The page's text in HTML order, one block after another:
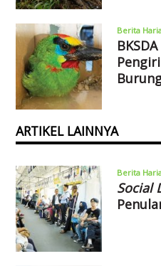
Berita
ARTIKEL LAINNYA
Berita
Social